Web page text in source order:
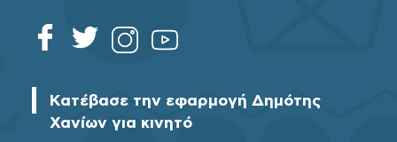
Κατέβασε την εφαρμογή Δημότης
Χανίων για κινητό